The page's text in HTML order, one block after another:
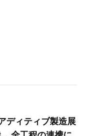
ディティブ製造展